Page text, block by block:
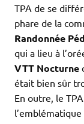
TPA de se
phare de la
Randonnée
qui a lieu à
VTT Nocturne
était bien sûr
En outre, le